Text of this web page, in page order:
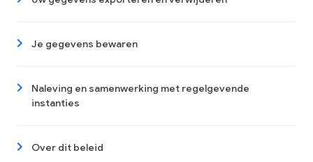
Je gegevens bewaren
Naleving en samenwerking met regelgevende
instanties
Over dit beleid